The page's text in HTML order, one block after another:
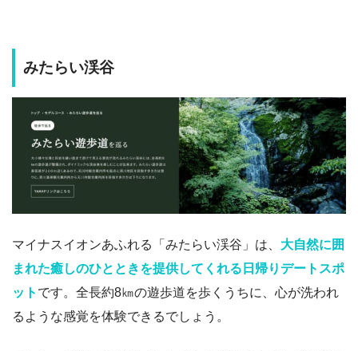
みたらい渓谷
マイナスイオンあふれる「みたらい渓谷」は、 大自然に囲
まれた癒しのひとときを提供してくれる日帰りデートスポ
ット です。全長約8㎞の遊歩道を歩くうちに、心が洗われ
るような感覚を体験できるでしょう。